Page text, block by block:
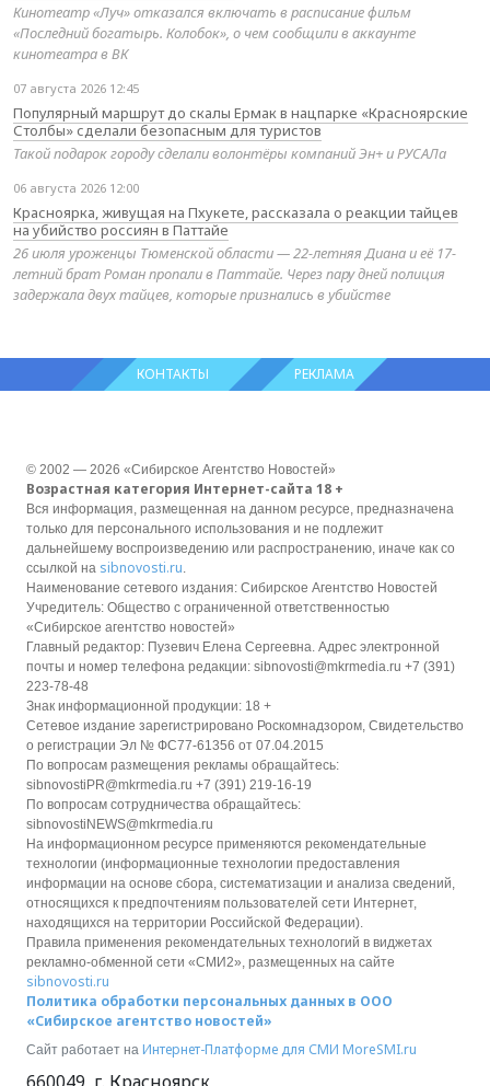
Кинотеатр «Луч» отказался включать в расписание фильм
«Последний богатырь. Колобок», о чем сообщили в аккаунте
кинотеатра в ВК
07 августа 2026 12:45
Популярный маршрут до скалы Ермак в нацпарке «Красноярские
Столбы» сделали безопасным для туристов
Такой подарок городу сделали волонтёры компаний Эн+ и РУСАЛа
06 августа 2026 12:00
Красноярка, живущая на Пхукете, рассказала о реакции тайцев
на убийство россиян в Паттайе
26 июля уроженцы Тюменской области — 22-летняя Диана и её 17-
летний брат Роман пропали в Паттайе. Через пару дней полиция
задержала двух тайцев, которые признались в убийстве
КОНТАКТЫ РЕКЛАМА
© 2002 — 2026 «Сибирское Агентство Новостей»
Возрастная категория Интернет-сайта 18 +
Вся информация, размещенная на данном ресурсе, предназначена
только для персонального использования и не подлежит
дальнейшему воспроизведению или распространению, иначе как со
ссылкой на sibnovosti.ru.
Наименование сетевого издания: Сибирское Агентство Новостей
Учредитель: Общество с ограниченной ответственностью
«Сибирское агентство новостей»
Главный редактор: Пузевич Елена Сергеевна. Адрес электронной
почты и номер телефона редакции: sibnovosti@mkrmedia.ru +7 (391)
223-78-48
Знак информационной продукции: 18 +
Сетевое издание зарегистрировано Роскомнадзором, Свидетельство
о регистрации Эл № ФС77-61356 от 07.04.2015
По вопросам размещения рекламы обращайтесь:
sibnovostiPR@mkrmedia.ru +7 (391) 219-16-19
По вопросам сотрудничества обращайтесь:
sibnovostiNEWS@mkrmedia.ru
На информационном ресурсе применяются рекомендательные
технологии (информационные технологии предоставления
информации на основе сбора, систематизации и анализа сведений,
относящихся к предпочтениям пользователей сети Интернет,
находящихся на территории Российской Федерации).
Правила применения рекомендательных технологий в виджетах
рекламно-обменной сети «СМИ2», размещенных на сайте
sibnovosti.ru
Политика обработки персональных данных в ООО
«Сибирское агентство новостей»
Сайт работает на Интернет-Платформе для СМИ MoreSMI.ru